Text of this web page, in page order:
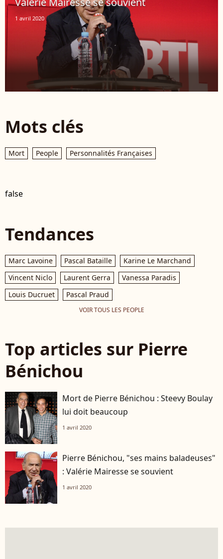
1 avril 2020
Mots clés
Mort People Personnalités Françaises
false
Tendances
Marc Lavoine Pascal Bataille
Karine Le Marchand
Vincent Niclo
Laurent Gerra
Vanessa Paradis
Louis Ducruet
Pascal Praud
VOIR TOUS LES PEOPLE
Top articles sur Pierre
Bénichou
Mort de Pierre Bénichou : Steevy Boulay
lui doit beaucoup
1 avril 2020
Pierre Bénichou, "ses mains baladeuses"
: Valérie Mairesse se souvient
1 avril 2020